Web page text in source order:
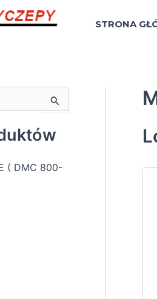
STRONA
( DMC 800-